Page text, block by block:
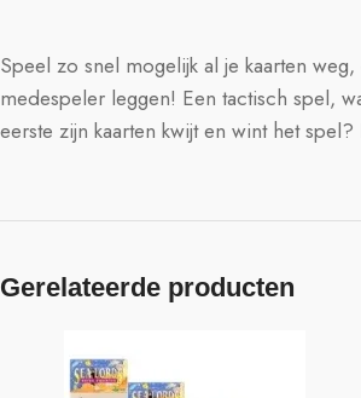
Speel zo snel mogelijk al je kaarten
medespeler leggen! Een tactisch spel,
eerste zijn kaarten kwijt en wint het
Gerelateerde producten